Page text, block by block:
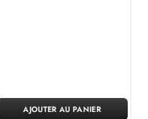
AJOUTER AU PANIER